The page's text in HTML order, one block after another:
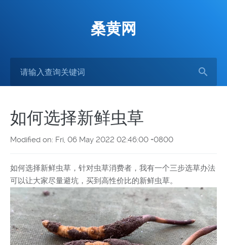
桑黄网
如何选择新鲜虫草
Modified on: Fri, 06 May 2022 02:46:00 +0800
如何选择新鲜虫草，针对虫草消费者，我有一个三步选草办法
可以让大家尽量避坑，买到高性价比的新鲜虫草。